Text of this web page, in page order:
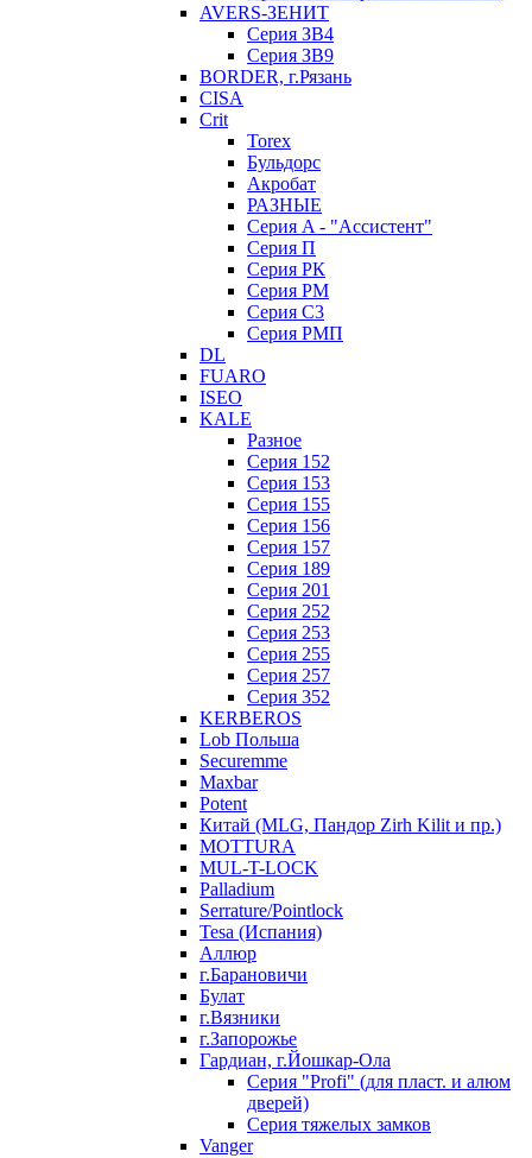
AVERS-ЗЕНИТ
Серия ЗВ4
Серия ЗВ9
BORDER, г.Рязань
CISA
Crit
Torex
Бульдорс
Акробат
РАЗНЫЕ
Серия A - "Ассистент"
Серия П
Серия РК
Серия РМ
Серия С3
Серия РМП
DL
FUARO
ISEO
KALE
Разное
Серия 152
Серия 153
Серия 155
Серия 156
Серия 157
Серия 189
Серия 201
Серия 252
Серия 253
Серия 255
Серия 257
Серия 352
KERBEROS
Lob Польша
Securemme
Maxbar
Potent
Китай (MLG, Пандор Zirh Kilit и пр.)
MOTTURA
MUL-T-LOCK
Palladium
Serrature/Pointlock
Tesa (Испания)
Аллюр
г.Барановичи
Булат
г.Вязники
г.Запорожье
Гардиан, г.Йошкар-Ола
Серия "Profi" (для пласт. и алюм
дверей)
Серия тяжелых замков
Vanger